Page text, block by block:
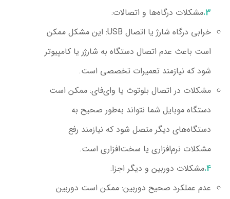
مشکلات درگاه‌ها و اتصالات:
خرابی درگاه شارژ یا اتصال USB:
این مشکل ممکن
است باعث عدم اتصال دستگاه به شارژر یا کامپیوتر
شود که نیازمند تعمیرات تخصصی است.
مشکلات در اتصال بلوتوث یا وای‌فای: ممکن است
دستگاه موبایل شما نتواند به‌طور صحیح به
دستگاه‌های دیگر متصل شود که نیازمند رفع
مشکلات نرم‌افزاری یا سخت‌افزاری است.
مشکلات دوربین و دیگر اجزا:
عدم عملکرد صحیح دوربین: ممکن است دوربین